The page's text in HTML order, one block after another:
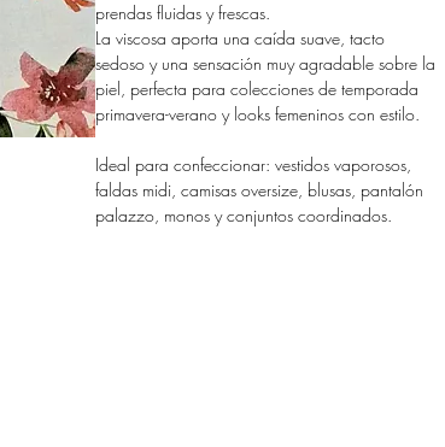
prendas fluidas y frescas.
La viscosa aporta una caída suave, tacto
sedoso y una sensación muy agradable sobre la
piel, perfecta para colecciones de temporada
primavera-verano y looks femeninos con estilo.
Ideal para confeccionar: vestidos vaporosos,
faldas midi, camisas oversize, blusas, pantalón
palazzo, monos y conjuntos coordinados.